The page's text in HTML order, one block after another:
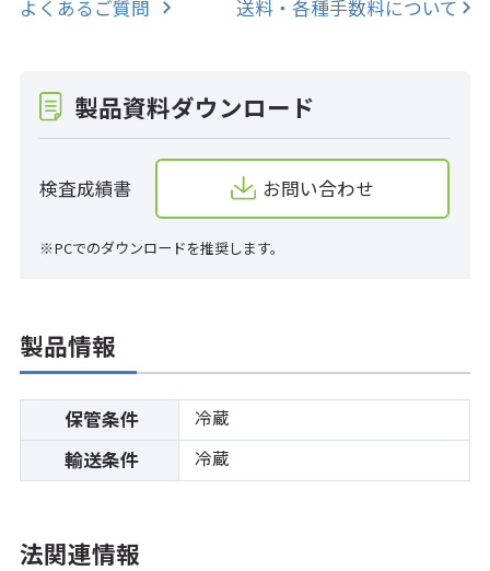
よくあるご質問 送料・各種手数料について
製品資料ダウンロード
検査成績書 お問い合わせ
※PCでのダウンロードを推奨します。
製品情報
保管条件 冷蔵
輸送条件 冷蔵
法関連情報